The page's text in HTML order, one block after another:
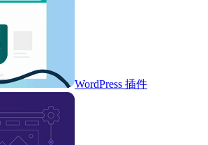
WordPress 插件